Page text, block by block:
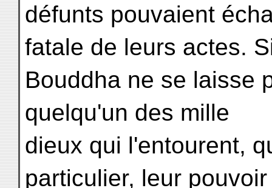
défunts pouvaient
fatale de leurs actes.
Bouddha ne se laisse
quelqu'un des mille
dieux qui l'entourent,
particulier, leur pouvoir